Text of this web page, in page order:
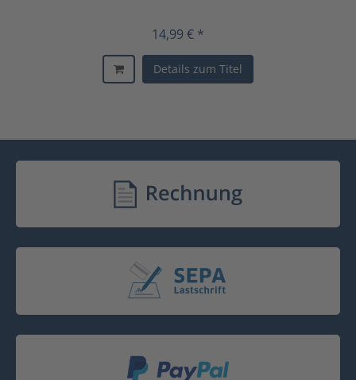
14,99 € *
Details zum Titel